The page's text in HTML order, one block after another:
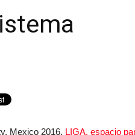
Mexico 2016. LIGA, espacio